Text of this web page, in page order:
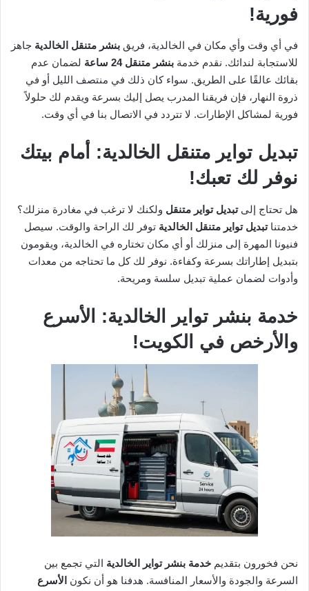
فورية!
في أي وقت وأي مكان في الخالدية، فريق بنشر متنقل الخالدية جاهز
للاستجابة لندائك. نقدم خدمة بنشر متنقل 24 ساعة
لضمان عدم
بقائك عالقًا على الطريق. سواء كان ذلك في منتصف الليل أو في
ذروة النهار، فإن فريقنا المدرب يصل إليك بسرعة ويقدم لك حلولاً
فورية لمشاكل الإطارات. لا تتردد في الاتصال بنا في أي وقت.
تبديل تواير متنقل الخالدية: أمام بيتك
نوفر لك تعبك!
هل تحتاج إلىتبديل تواير متنقل ولكنك لا ترغب في مغادرة منزلك؟
خدمتناتبديل تواير متنقل الخالدية توفر لك الراحة والوقت. سيصل
فنيونا المهرة إلى منزلك أو أي مكان تختاره في الخالدية، ويقومون
بتبديل إطاراتك بسرعة وكفاءة. نوفر لك كل ما تحتاجه من معدات
وأدوات لضمان عملية تبديل سلسة ومريحة.
خدمة بنشر تواير الخالدية: الأسرع
والأرخص في الكويت!
نحن فخورون بتقديم خدمة بنشر تواير الخالدية التي تجمع بين
السرعة والجودة والأسعار المنافسة. هدفنا هو أن نكون الأسرع